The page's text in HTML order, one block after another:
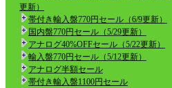
更新）
帯付き輸入盤770円セール（6/9更新）
国内盤770円セール（5/29更新）
アナログ40%OFFセール（5/22更新）
輸入盤770円セール（5/12更新）
アナログ半額セール
帯付き輸入盤1100円セール